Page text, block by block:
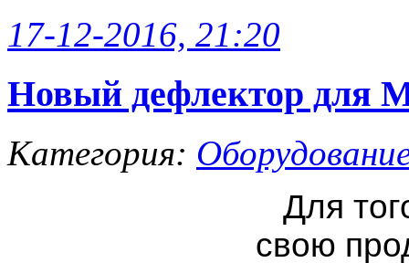
17-12-2016, 21:20
Новый дефлектор для
Категория:
Для
свою